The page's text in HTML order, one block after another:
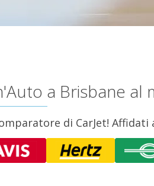
a Brisbane al
di CarJet!